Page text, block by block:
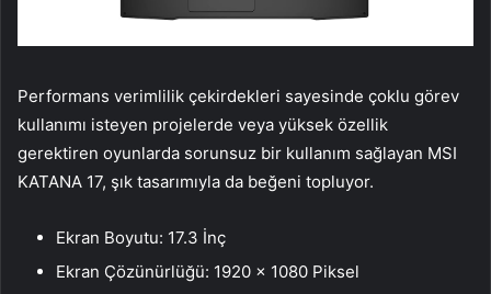
Performans verimlilik çekirdekleri sayesinde çoklu görev
kullanımı isteyen projelerde veya yüksek özellik
gerektiren oyunlarda sorunsuz bir kullanım sağlayan MSI
KATANA 17, şık tasarımıyla da beğeni topluyor.
Ekran Boyutu: 17.3 İnç
Ekran Çözünürlüğü: 1920 x 1080 Piksel